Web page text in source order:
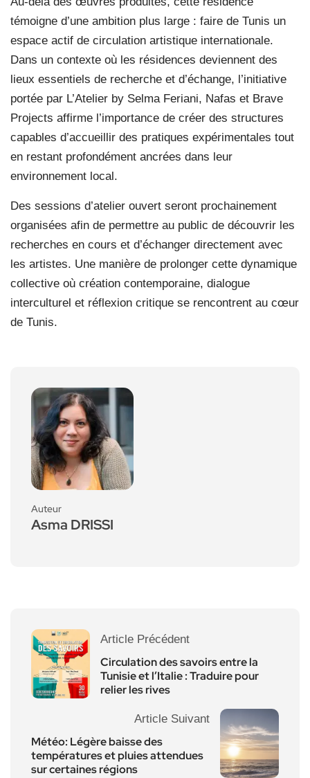
témoigne d’une ambition plus large : faire de Tunis un
espace actif de circulation artistique internationale.
Dans un contexte où les résidences deviennent des
lieux essentiels de recherche et d’échange, l’initiative
portée par L’Atelier by Selma Feriani, Nafas et Brave
Projects affirme l’importance de créer des structures
capables d’accueillir des pratiques expérimentales tout
en restant profondément ancrées dans leur
environnement local.
Des sessions d’atelier ouvert seront prochainement
organisées afin de permettre au public de découvrir les
recherches en cours et d’échanger directement avec
les artistes. Une manière de prolonger cette dynamique
collective où création contemporaine, dialogue
interculturel et réflexion critique se rencontrent au cœur
de Tunis.
Auteur
Asma DRISSI
Article Précédent
Circulation des savoirs entre la
Tunisie et l’Italie : Traduire pour
relier les rives
Article Suivant
Météo: Légère baisse des
températures et pluies attendues
sur certaines régions